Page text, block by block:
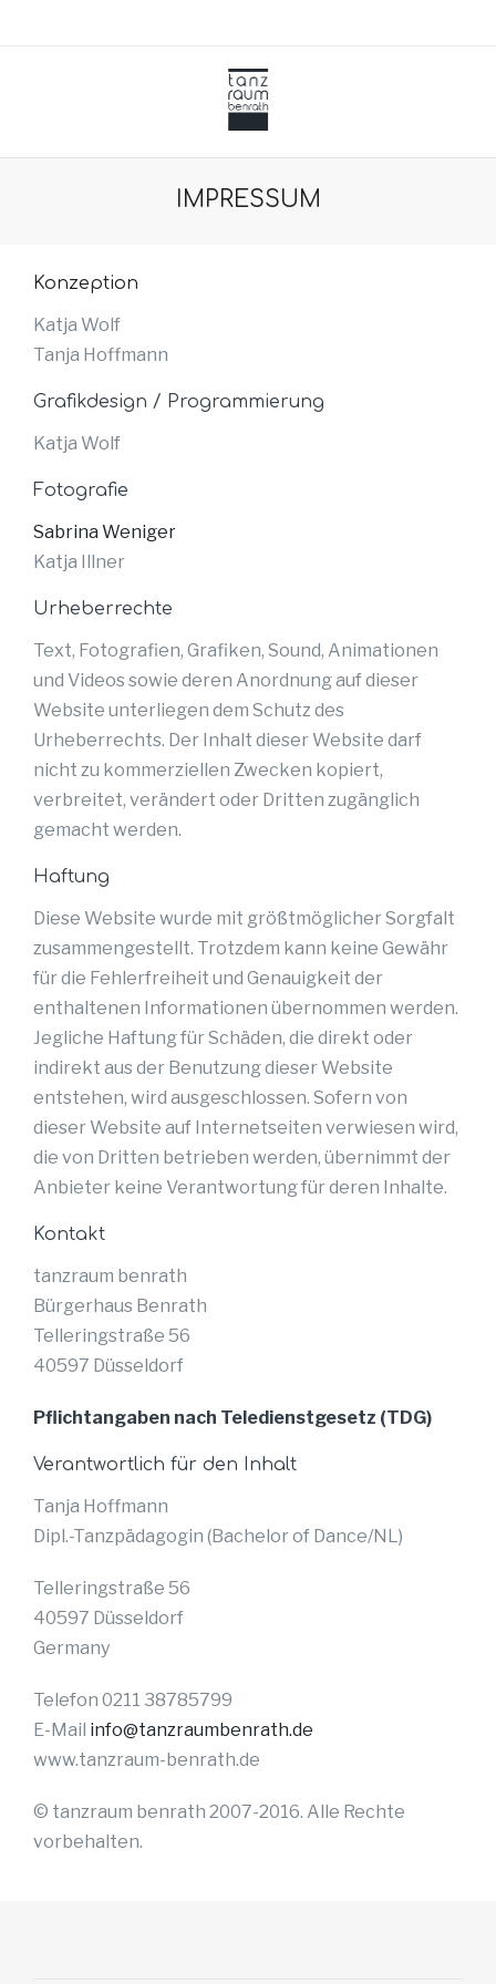
IMPRESSUM
Konzeption
Katja Wolf
Tanja Hoffmann
Grafikdesign / Programmierung
Katja Wolf
Fotografie
Sabrina Weniger
Katja Illner
Urheberrechte
Text, Fotografien, Grafiken, Sound, Animationen
und Videos sowie deren Anordnung auf dieser
Website unterliegen dem Schutz des
Urheberrechts. Der Inhalt dieser Website darf
nicht zu kommerziellen Zwecken kopiert,
verbreitet, verändert oder Dritten zugänglich
gemacht werden.
Haftung
Diese Website wurde mit größtmöglicher Sorgfalt
zusammengestellt. Trotzdem kann keine Gewähr
für die Fehlerfreiheit und Genauigkeit der
enthaltenen Informationen übernommen werden.
Jegliche Haftung für Schäden, die direkt oder
indirekt aus der Benutzung dieser Website
entstehen, wird ausgeschlossen. Sofern von
dieser Website auf Internetseiten verwiesen wird,
die von Dritten betrieben werden, übernimmt der
Anbieter keine Verantwortung für deren Inhalte.
Kontakt
tanzraum benrath
Bürgerhaus Benrath
Telleringstraße 56
40597 Düsseldorf
Pflichtangaben nach Teledienstgesetz (TDG)
Verantwortlich für den Inhalt
Tanja Hoffmann
Dipl.-Tanzpädagogin (Bachelor of Dance/NL)
Telleringstraße 56
40597 Düsseldorf
Germany
Telefon 0211 38785799
E-Mail info@tanzraumbenrath.de
www.tanzraum-benrath.de
© tanzraum benrath 2007-2016. Alle Rechte
vorbehalten.